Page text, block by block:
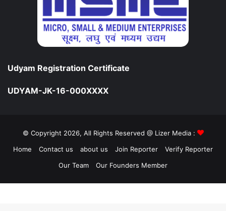
Udyam Registration Certificate
UDYAM-JK-16-000XXXX
© Copyright 2026, All Rights Reserved @ Lizer Media :
Home
Contact us about us Join Reporter
Verify Reporter
Our Team
Our Founders Member